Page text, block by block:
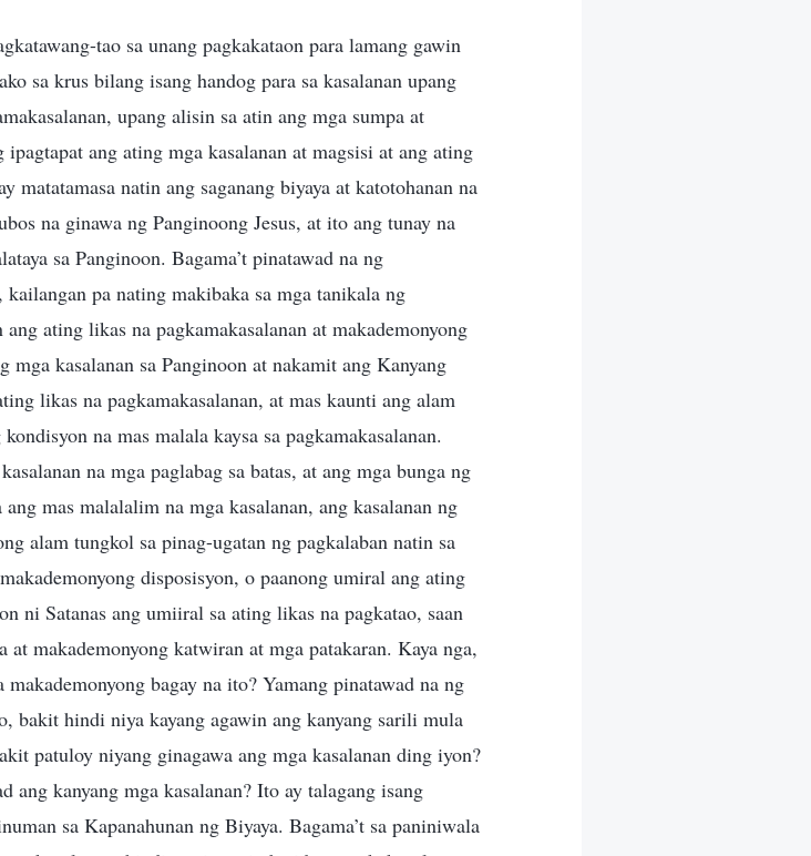
tao sa unang pagkakataon para lamang gawin
sa krus bilang isang handog para sa kasalanan upang
upang alisin sa atin ang mga sumpa at
ang ating mga kasalanan at magsisi at ang ating
matatamasa natin ang saganang biyaya at katotohanan na
na ginawa ng Panginoong Jesus, at ito ang tunay na
sa Panginoon. Bagama’t pinatawad na ng
kailangan pa nating makibaka sa mga tanikala ng
ating likas na pagkamakasalanan at makademonyong
kasalanan sa Panginoon at nakamit ang Kanyang
likas na pagkamakasalanan, at mas kaunti ang alam
na mas malala kaysa sa pagkamakasalanan.
na mga paglabag sa batas, at ang mga bunga ng
mas malalalim na mga kasalanan, ang kasalanan ng
alam tungkol sa pinag-ugatan ng pagkalaban natin sa
disposisyon, o paanong umiral ang ating
ni Satanas ang umiiral sa ating likas na pagkatao, saan
makademonyong katwiran at mga patakaran. Kaya nga,
bagay na ito? Yamang pinatawad na ng
bakit hindi niya kayang agawin ang kanyang sarili mula
patuloy niyang ginagawa ang mga kasalanan ding iyon?
ang kanyang mga kasalanan? Ito ay talagang isang
sa Kapanahunan ng Biyaya. Bagama’t sa paniniwala